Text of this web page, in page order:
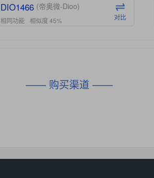
DIO1466 (帝奥微-Dioo)
相同功能 相似度 45% 对比
相似度 44%
—— 购买渠道 ——